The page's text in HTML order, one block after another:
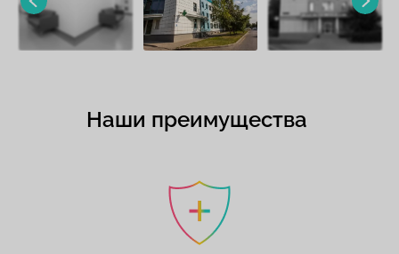
Наши преимущества